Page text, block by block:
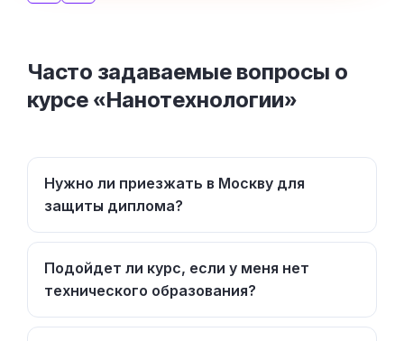
Часто задаваемые вопросы о
курсе «Нанотехнологии»
Нужно ли приезжать в Москву для
защиты диплома?
Подойдет ли курс, если у меня нет
технического образования?